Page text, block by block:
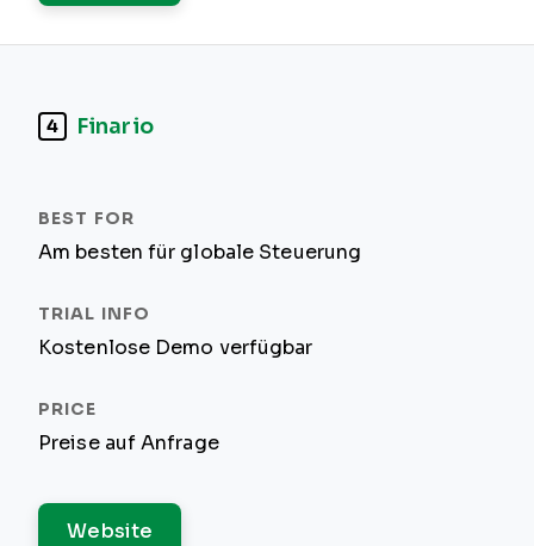
4 Finario
Am besten für globale Steuerung
Kostenlose Demo verfügbar
Preise auf Anfrage
Website